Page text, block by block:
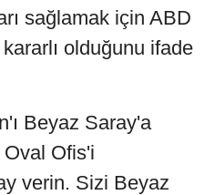
sağlamak için ABD
olduğunu ifade
Beyaz Saray'a
Ofis'i
verin. Sizi Beyaz